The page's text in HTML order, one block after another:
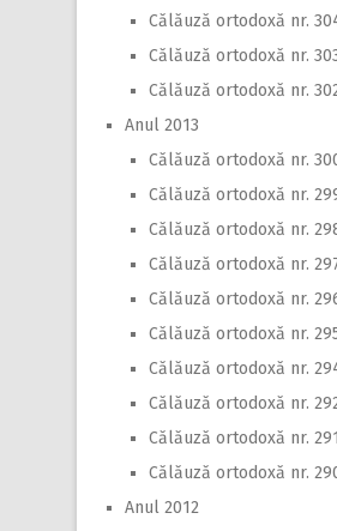
Călăuză ortodoxă nr.
Călăuză ortodoxă nr.
Călăuză ortodoxă nr.
Anul 2013
Călăuză ortodoxă nr.
Călăuză ortodoxă nr.
Călăuză ortodoxă nr.
Călăuză ortodoxă nr.
Călăuză ortodoxă nr.
Călăuză ortodoxă nr.
Călăuză ortodoxă nr.
Călăuză ortodoxă nr.
Călăuză ortodoxă nr. 291
Călăuză ortodoxă nr.
Anul 2012